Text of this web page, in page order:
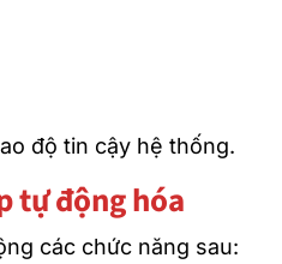
độ tin cậy hệ thống.
tự động hóa
các chức năng sau: